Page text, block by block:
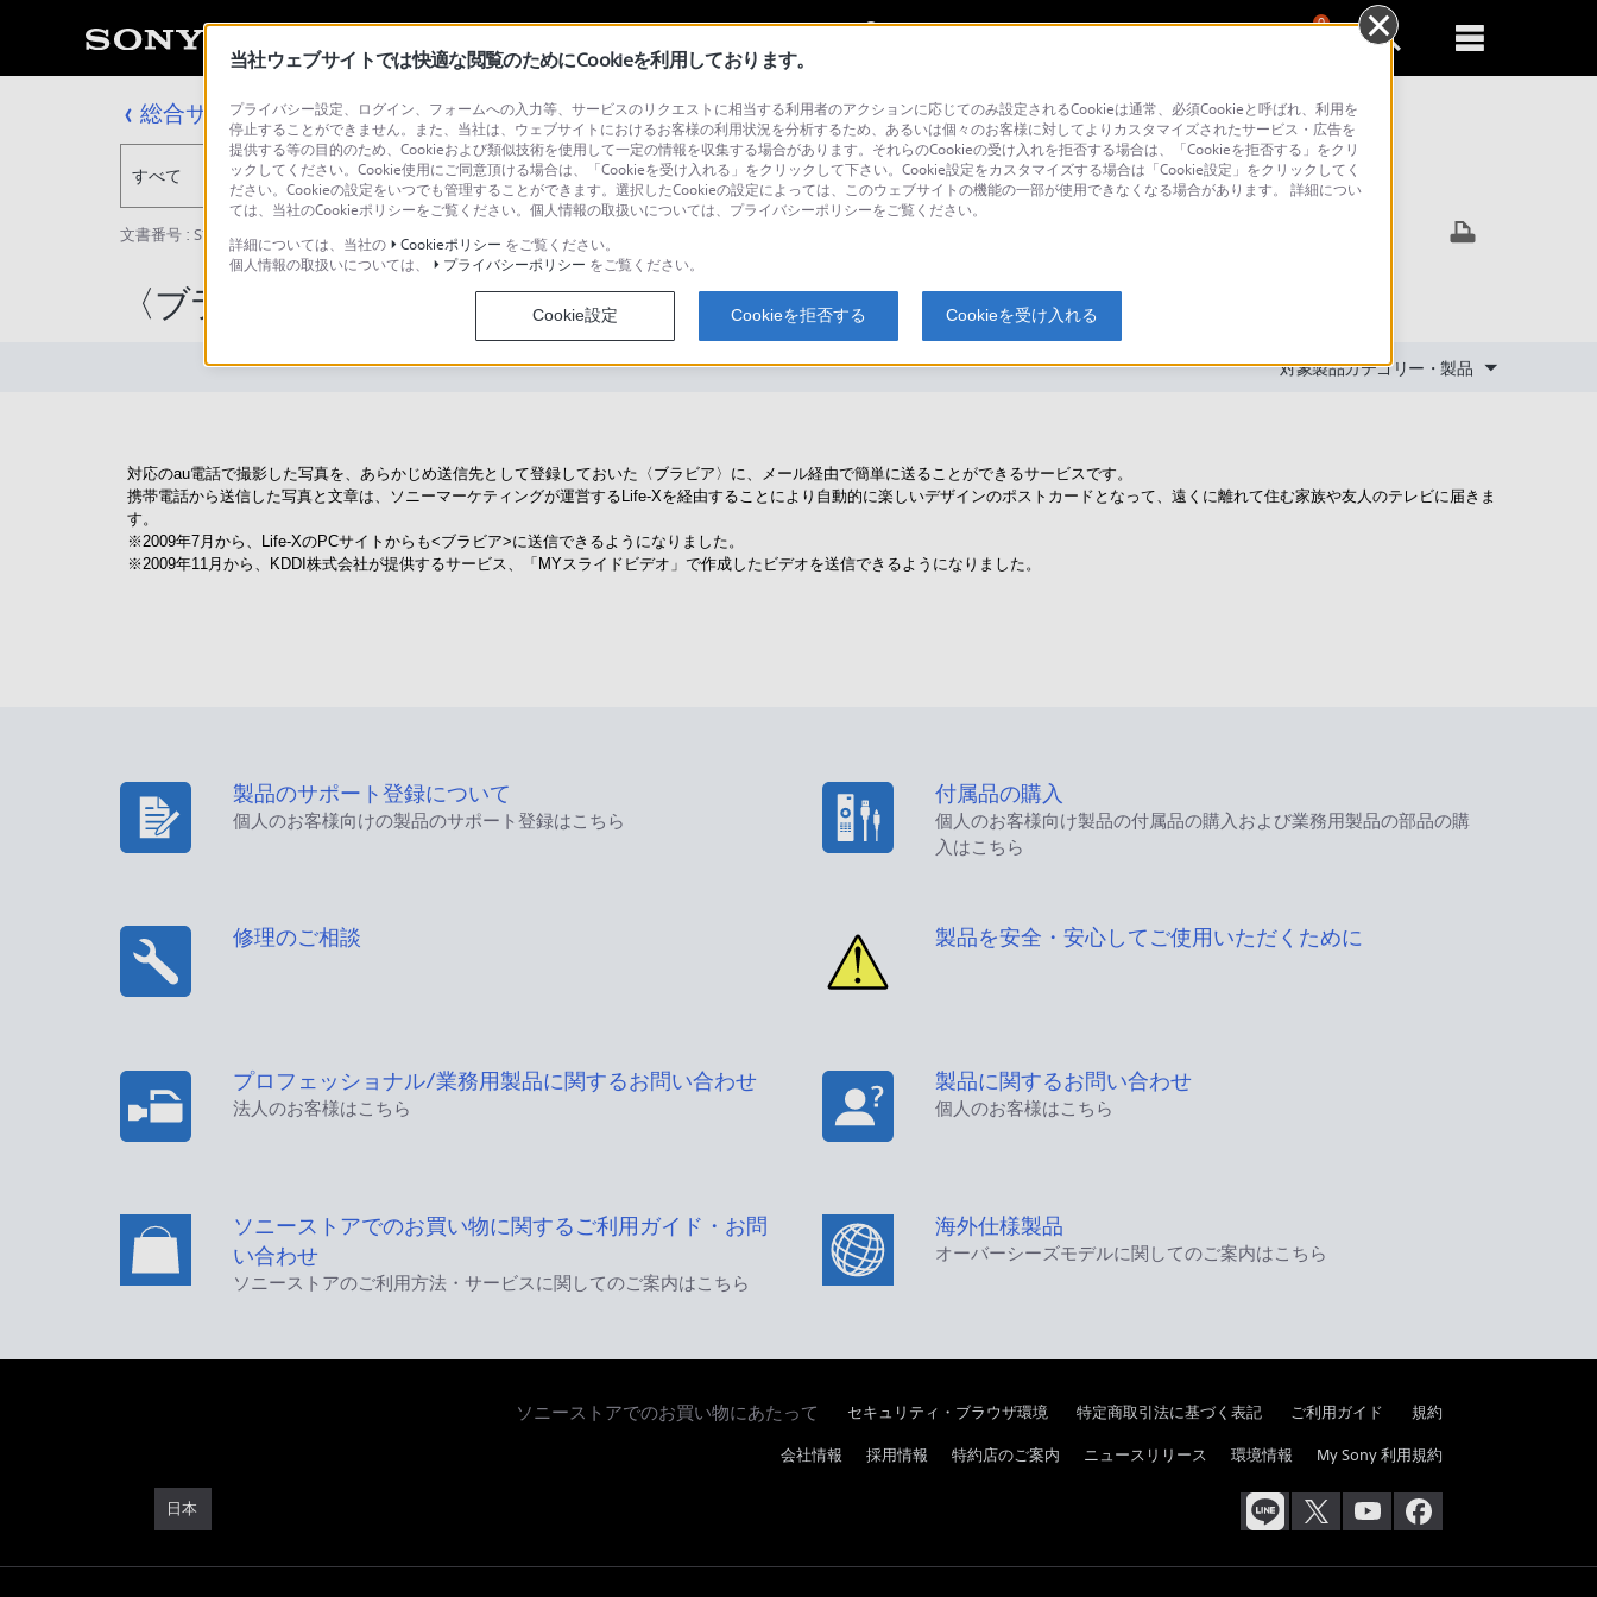
0
総合サポート・お問い合わせ
すべて 検索
文書番号 : S1505017010884 / 最終更新日 : 2025/03/11
〈ブラビア〉ポストカードとは何ですか？
対象製品カテゴリー・製品
対応のau電話で撮影した写真を、あらかじめ送信先として登録しておいた〈ブラビア〉に、メール経由で簡単に送ることができるサービスです。
携帯電話から送信した写真と文章は、ソニーマーケティングが運営するLife-Xを経由することにより自動的に楽しいデザインのポストカードとなって、遠くに離れて住む家族や友人のテレビに届きま
す。
※2009年7月から、Life-XのPCサイトからも<ブラビア>に送信できるようになりました。
※2009年11月から、KDDI株式会社が提供するサービス、「MYスライドビデオ」で作成したビデオを送信できるようになりました。
製品のサポート登録について
個人のお客様向けの製品のサポート登録はこちら
付属品の購入
個人のお客様向け製品の付属品の購入および業務用製品の部品の購
入はこちら
修理のご相談 製品を安全・安心してご使用いただくために
プロフェッショナル/業務用製品に関するお問い合わせ
法人のお客様はこちら
製品に関するお問い合わせ
個人のお客様はこちら
ソニーストアでのお買い物に関するご利用ガイド・お問
い合わせ
ソニーストアのご利用方法・サービスに関してのご案内はこちら
海外仕様製品
オーバーシーズモデルに関してのご案内はこちら
ソニーストアでのお買い物にあたって セキュリティ・ブラウザ環境 特定商取引法に基づく表記 ご利用ガイド 規約
日本
会社情報 採用情報 特約店のご案内 ニュースリリース 環境情報 My Sony 利用規約
当社ウェブサイトでは快適な閲覧のためにCookieを利用しております。
プライバシー設定、ログイン、フォームへの入力等、サービスのリクエストに相当する利用者のアクションに応じてのみ設定されるCookieは通常、必須Cookieと呼ばれ、利用を
停止することができません。また、当社は、ウェブサイトにおけるお客様の利用状況を分析するため、あるいは個々のお客様に対してよりカスタマイズされたサービス・広告を
提供する等の目的のため、Cookieおよび類似技術を使用して一定の情報を収集する場合があります。それらのCookieの受け入れを拒否する場合は、「Cookieを拒否する」をクリ
ックしてください。Cookie使用にご同意頂ける場合は、「Cookieを受け入れる」をクリックして下さい。Cookie設定をカスタマイズする場合は「Cookie設定」をクリックしてく
ださい。Cookieの設定をいつでも管理することができます。選択したCookieの設定によっては、このウェブサイトの機能の一部が使用できなくなる場合があります。 詳細につい
ては、当社のCookieポリシーをご覧ください。個人情報の取扱いについては、プライバシーポリシーをご覧ください。
詳細については、当社の
Cookieポリシー をご覧ください。
個人情報の取扱いについては、
プライバシーポリシー をご覧ください。
Cookie設定 Cookieを拒否する Cookieを受け入れる